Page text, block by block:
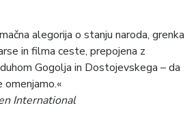
alegorija o stanju naroda, grenka
in filma ceste, prepojena z
Gogolja in Dostojevskega – da
International